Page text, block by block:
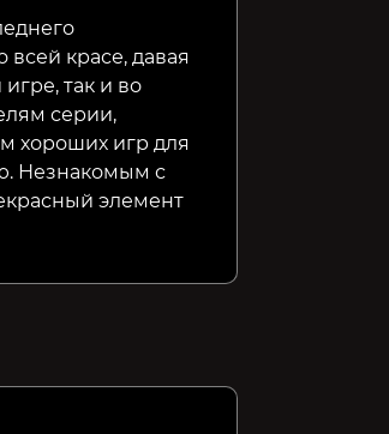
красе, давая
так и во
серии,
хороших игр для
Незнакомым с
элемент